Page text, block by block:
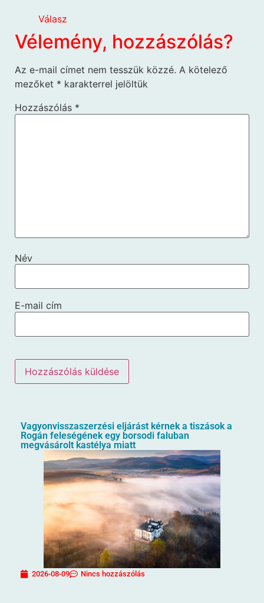
Válasz
Vélemény, hozzászólás?
Az e-mail címet nem tesszük közzé. A kötelező
mezőket * karakterrel jelöltük
Hozzászólás *
Név
E-mail cím
Vagyonvisszaszerzési eljárást kérnek a tiszások a
Rogán feleségének egy borsodi faluban
megvásárolt kastélya miatt
2026-08-09 Nincs hozzászólás